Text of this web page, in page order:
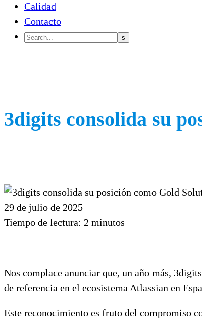
Calidad
Contacto
3digits consolida su
29 de julio de 2025
Tiempo de lectura: 2 minutos
Nos complace anunciar que, un año más,
de referencia en el ecosistema Atlassian en
Este reconocimiento es fruto del compromiso